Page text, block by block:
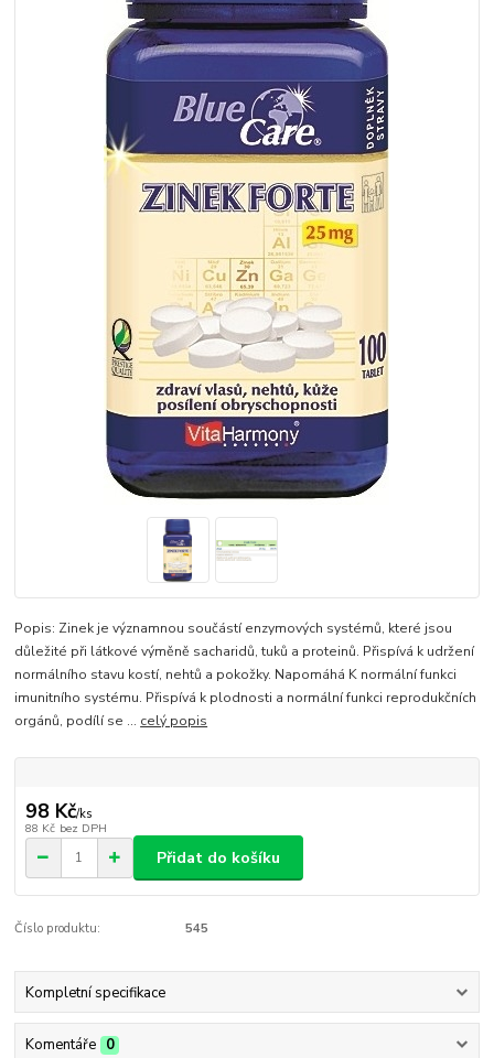
Popis: Zinek je významnou součástí enzymových systémů, které jsou
důležité při látkové výměně sacharidů, tuků a proteinů. Přispívá k udržení
normálního stavu kostí, nehtů a pokožky. Napomáhá K normální funkci
imunitního systému. Přispívá k plodnosti a normální funkci reprodukčních
orgánů, podílí se ... celý popis
98 Kč/ks
88 Kč bez DPH
Přidat do košíku
Číslo produktu: 545
Kompletní specifikace
Komentáře 0